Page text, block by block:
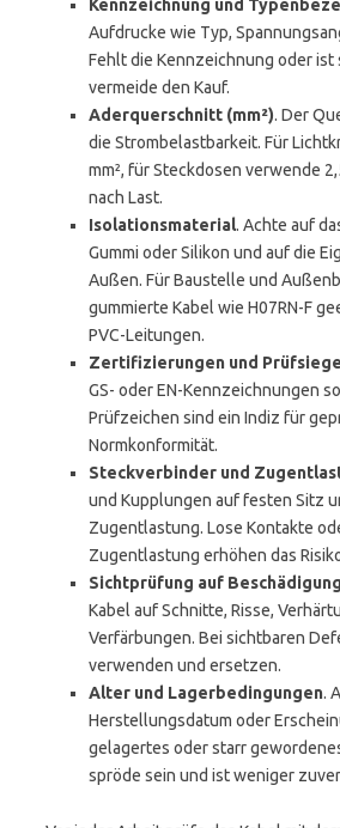
Kennzeichnung und
Aufdrucke wie Typ,
Fehlt die Kennzeichnung oder ist
vermeide den Kauf.
Aderquerschnitt (mm²). Der
die Strombelastbarkeit. Für
mm², für Steckdosen verwende
nach Last.
Isolationsmaterial. Achte auf
Gummi oder Silikon und auf die
Außen. Für Baustelle und
gummierte Kabel wie H07RN-F
PVC-Leitungen.
Zertifizierungen und
GS- oder EN-Kennzeichnungen
Prüfzeichen sind ein Indiz für
Normkonformität.
Steckverbinder und
und Kupplungen auf festen Sitz
Zugentlastung. Lose Kontakte
Zugentlastung erhöhen das
Sichtprüfung auf
Kabel auf Schnitte, Risse,
Verfärbungen. Bei sichtbaren
verwenden und ersetzen.
Alter und Lagerbedingungen.
Herstellungsdatum oder
gelagertes oder starr
spröde sein und ist weniger